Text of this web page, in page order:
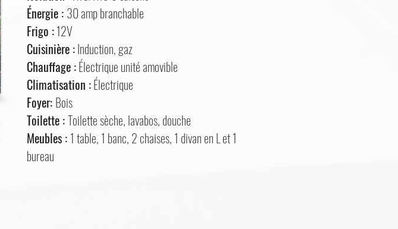
Énergie : 30 amp branchable
Frigo :12V
Cuisinière :Induction, gaz
Chauffage :Électrique unité amovible
Climatisation :Électrique
Foyer: Bois
Toilette :Toilette sèche, lavabos, douche
Meubles : 1 table, 1 banc, 2 chaises, 1 divan en L et 1
bureau